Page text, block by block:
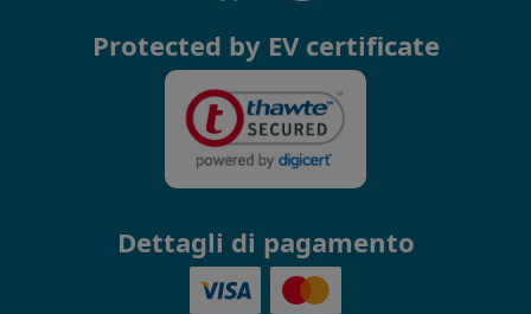
Protected by EV certificate
Dettagli di pagamento